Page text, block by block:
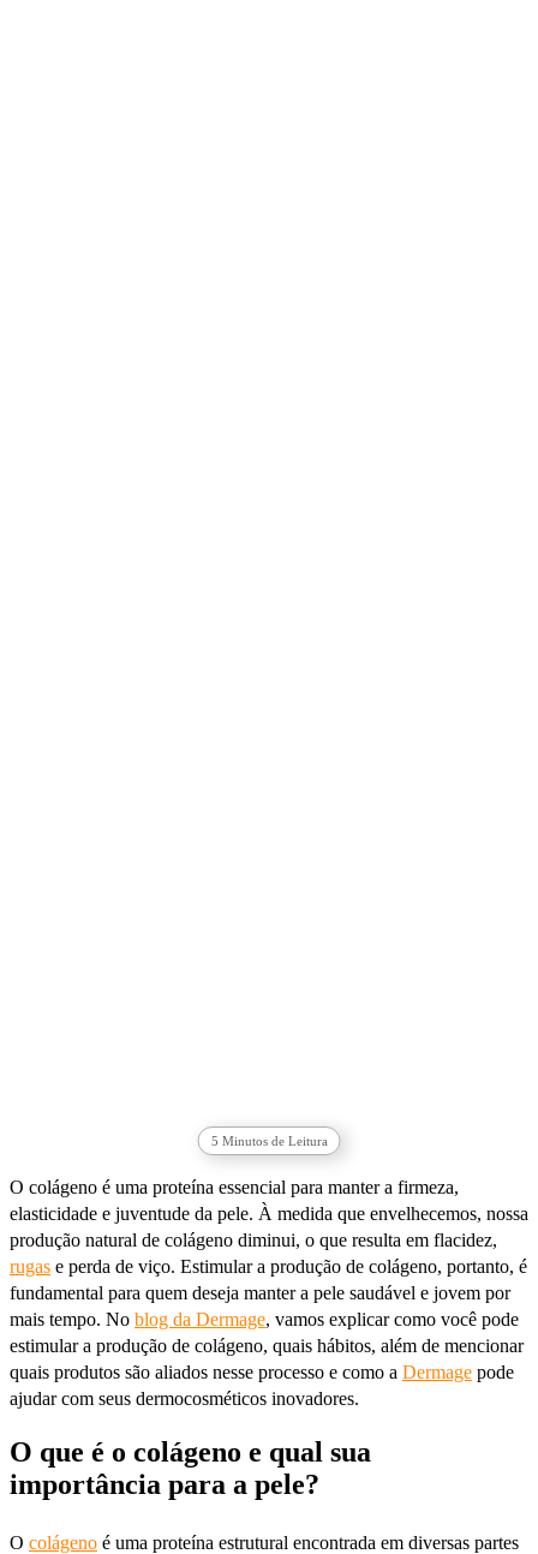
5 Minutos de Leitura
O colágeno é uma proteína essencial para manter a firmeza,
elasticidade e juventude da pele. À medida que envelhecemos, nossa
produção natural de colágeno diminui, o que resulta em flacidez,
rugas e perda de viço. Estimular a produção de colágeno, portanto, é
fundamental para quem deseja manter a pele saudável e jovem por
mais tempo. No blog da Dermage, vamos explicar como você pode
estimular a produção de colágeno, quais hábitos, além de mencionar
quais produtos são aliados nesse processo e como a Dermage pode
ajudar com seus dermocosméticos inovadores.
O que é o colágeno e qual sua
importância para a pele?
O colágeno é uma proteína estrutural encontrada em diversas partes